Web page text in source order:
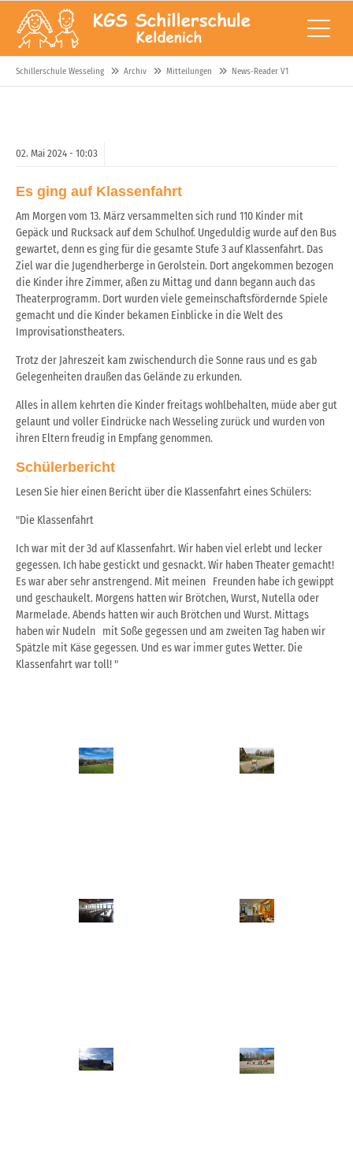
Schillerschule Wesseling Archiv Mitteilungen News-Reader V1
02. Mai 2024 - 10:03
Es ging auf Klassenfahrt
Am Morgen vom 13. März versammelten sich rund 110 Kinder mit
Gepäck und Rucksack auf dem Schulhof. Ungeduldig wurde auf den Bus
gewartet, denn es ging für die gesamte Stufe 3 auf Klassenfahrt. Das
Ziel war die Jugendherberge in Gerolstein. Dort angekommen bezogen
die Kinder ihre Zimmer, aßen zu Mittag und dann begann auch das
Theaterprogramm. Dort wurden viele gemeinschaftsfördernde Spiele
gemacht und die Kinder bekamen Einblicke in die Welt des
Improvisationstheaters.
Trotz der Jahreszeit kam zwischendurch die Sonne raus und es gab
Gelegenheiten draußen das Gelände zu erkunden.
Alles in allem kehrten die Kinder freitags wohlbehalten, müde aber gut
gelaunt und voller Eindrücke nach Wesseling zurück und wurden von
ihren Eltern freudig in Empfang genommen.
Schülerbericht
Lesen Sie hier einen Bericht über die Klassenfahrt eines Schülers:
"Die Klassenfahrt
Ich war mit der 3d auf Klassenfahrt. Wir haben viel erlebt und lecker
gegessen. Ich habe gestickt und gesnackt. Wir haben Theater gemacht!
Es war aber sehr anstrengend. Mit meinen Freunden habe ich gewippt
und geschaukelt. Morgens hatten wir Brötchen, Wurst, Nutella oder
Marmelade. Abends hatten wir auch Brötchen und Wurst. Mittags
haben wir Nudeln mit Soße gegessen und am zweiten Tag haben wir
Spätzle mit Käse gegessen. Und es war immer gutes Wetter. Die
Klassenfahrt war toll! "